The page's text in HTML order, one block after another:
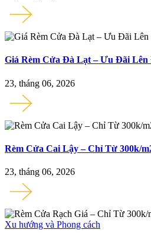
Giá Rèm Cửa Đà Lạt – Ưu Đãi Lên
23, tháng 06, 2026
Rèm Cửa Cai Lậy – Chỉ Từ 300k/
23, tháng 06, 2026
Xu hướng và Phong cách